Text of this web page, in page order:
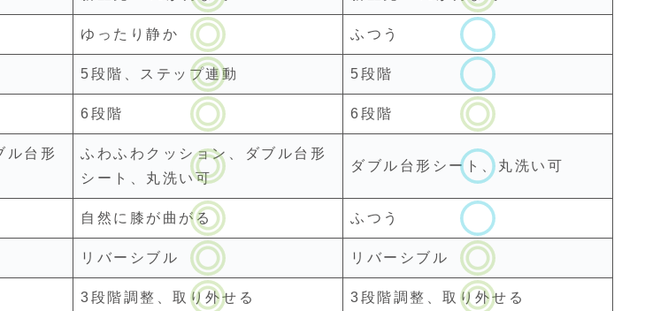
ゆったり静か ふつう
5段階、ステップ連動 5段階
6段階 6段階
ル台形
ふわふわクッション、ダブル台形
シート、丸洗い可
ダブル台形シート、丸洗い可
自然に膝が曲がる ふつう
リバーシブル リバーシブル
3段階調整、取り外せる 3段階調整、取り外せる